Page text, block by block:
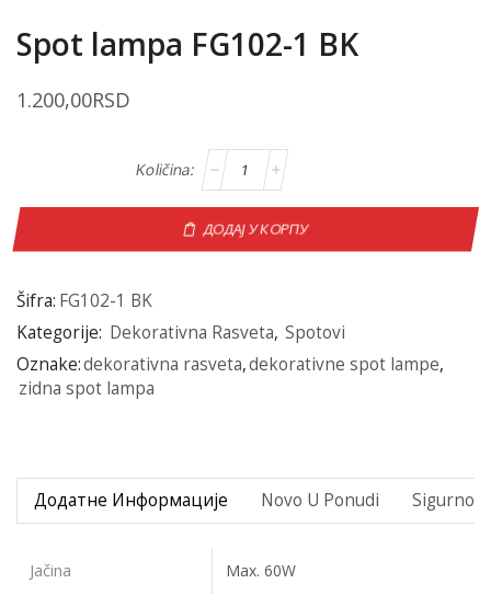
Spot lampa FG102-1 BK
1.200,00RSD
ДОДАЈ У КОРПУ
Šifra: FG102-1 BK
Kategorije: Dekorativna Rasveta, Spotovi
Oznake:dekorativna rasveta,dekorativne spot lampe,
zidna spot lampa
Додатне Информације Novo U Ponudi Sigurno
Jačina Max. 60W